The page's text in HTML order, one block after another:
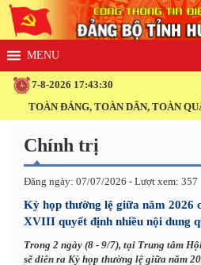
7-8-2026 17:43:30
TOÀN ĐẢNG, TOÀN DÂN, TOÀN
Chính trị
Đăng ngày: 07/07/2026 - Lượt xem: 357
Kỳ họp thường lệ giữa năm 2026
XVIII quyết định nhiều nội dung
Trong 2 ngày (8 - 9/7), tại Trung tâm
sẽ diễn ra Kỳ họp thường lệ giữa năm